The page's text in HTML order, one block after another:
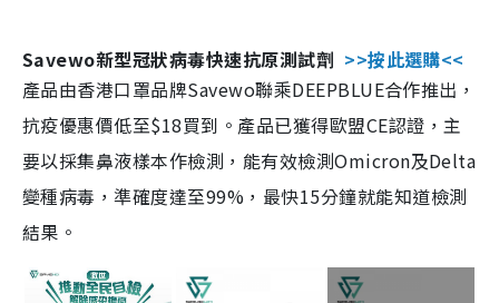
Savewo新型冠狀病毒快速抗原測試劑 >>按此選購<<
產品由香港口罩品牌Savewo聯乘DEEPBLUE合作推出，
抗疫優惠價低至$18買到。產品已獲得歐盟CE認證，主
要以採集鼻液樣本作檢測，能有效檢測Omicron及Delta
變種病毒，準確度達至99%，最快15分鐘就能知道檢測
結果。